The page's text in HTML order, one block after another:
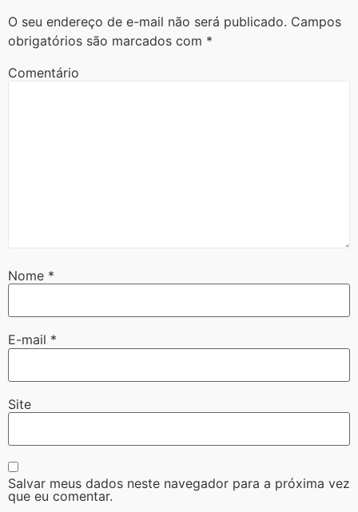
O seu endereço de e-mail não será publicado. Campos
obrigatórios são marcados com *
Comentário
Nome *
E-mail *
Site
Salvar meus dados neste navegador para a próxima vez
que eu comentar.